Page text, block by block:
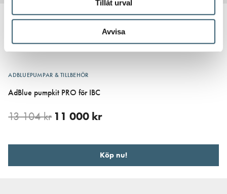
Tillåt urval
Avvisa
ADBLUEPUMPAR & TILLBEHÖR
AdBlue pumpkit PRO för IBC
13 104kr 11 000 kr
Köp nu!